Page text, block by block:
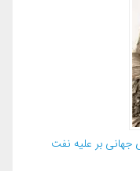
بر علیه نفت